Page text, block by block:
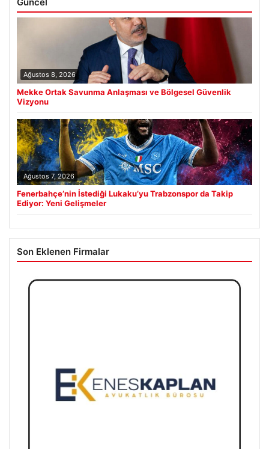
Ağustos 8, 2026
Mekke Ortak Savunma Anlaşması ve Bölgesel Güvenlik
Vizyonu
Ağustos 7, 2026
Fenerbahçe’nin İstediği Lukaku’yu Trabzonspor da Takip
Ediyor: Yeni Gelişmeler
Son Eklenen Firmalar